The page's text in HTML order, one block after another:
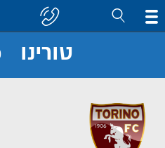
קבוצה/יעד
טורינו Torino